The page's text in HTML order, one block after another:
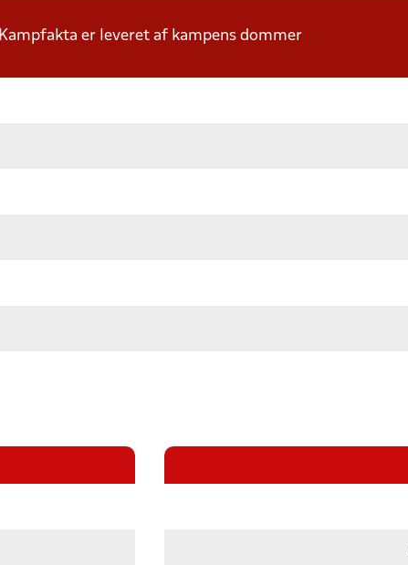
Kampfakta er leveret af kampens dommer